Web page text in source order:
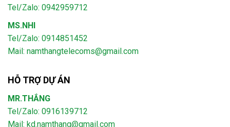
Tel/Zalo: 0942959712
MS.NHI
Tel/Zalo: 0914851452
Mail: namthangtelecoms@gmail.com
HỖ TRỢ DỰ ÁN
MR.THẮNG
Tel/Zalo: 0916139712
Mail: kd.namthang@gmail.com